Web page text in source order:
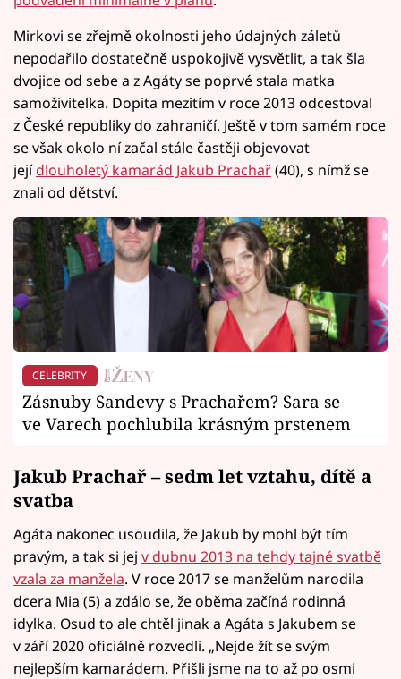
Mirkovi se zřejmě okolnosti jeho údajných záletů
nepodařilo dostatečně uspokojivě vysvětlit, a tak šla
dvojice od sebe a z Agáty se poprvé stala matka
samoživitelka. Dopita mezitím v roce 2013 odcestoval
z České republiky do zahraničí. Ještě v tom samém roce
se však okolo ní začal stále častěji objevovat
jejídlouholetý kamarád Jakub Prachař(40), s nímž se
znali od dětství.
CELEBRITY
Zásnuby Sandevy s Prachařem? Sara se
ve Varech pochlubila krásným prstenem
Jakub Prachař – sedm let vztahu, dítě a
svatba
Agáta nakonec usoudila, že Jakub by mohl být tím
pravým, a tak si jej v dubnu 2013 na tehdy tajné svatbě
vzala za manžela. V roce 2017 se manželům narodila
dcera Mia (5) a zdálo se, že oběma začíná rodinná
idylka. Osud to ale chtěl jinak a Agáta s Jakubem se
v září 2020 oficiálně rozvedli. „Nejde žít se svým
nejlepším kamarádem. Přišli jsme na to až po osmi